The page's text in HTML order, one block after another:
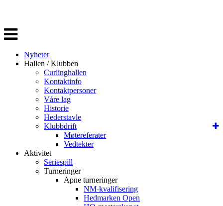
Veksle
navigasjon
Nyheter
Hallen / Klubben
Curlinghallen
Kontaktinfo
Kontaktpersoner
Våre lag
Historie
Hederstavle
Klubbdrift
Møtereferater
Vedtekter
Aktivitet
Seriespill
Turneringer
Åpne turneringer
NM-kvalifisering
Hedmarken Open